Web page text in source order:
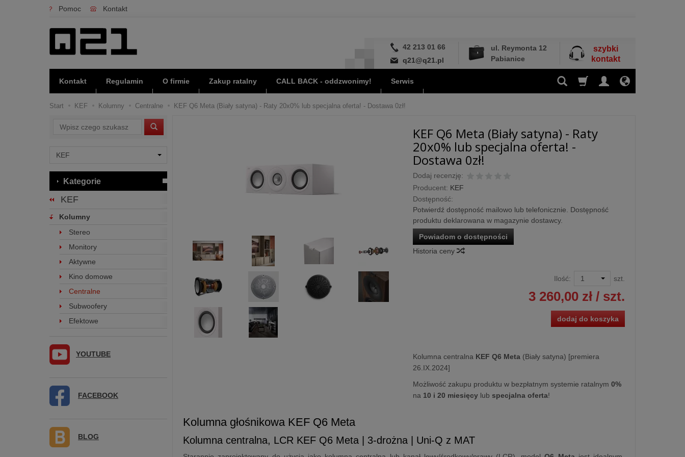
Pomoc Kontakt
42 213 01 66
q21@q21.pl
ul. Reymonta 12
Pabianice
szybki
kontakt
Kontakt Regulamin O firmie Zakup ratalny CALL BACK - oddzwonimy! Serwis
Start KEF Kolumny Centralne KEF Q6 Meta (Biały satyna) - Raty 20x0% lub specjalna oferta! - Dostawa 0zł!
KEF Q6 Meta (Biały satyna) - Raty
20x0% lub specjalna oferta! -
Dostawa 0zł!
Dodaj recenzję:
Producent: KEF
Dostępność:
Potwierdź dostępność mailowo lub telefonicznie. Dostępność
produktu deklarowana w magazynie dostawcy.
Powiadom o dostępności
Historia ceny
Ilość: szt.
3 260,00 zł/ szt.
dodaj do koszyka
Kolumna centralna KEF Q6 Meta (Biały satyna) [premiera
26.IX.2024]
Możliwość zakupu produktu w bezpłatnym systemie ratalnym 0%
na 10 i 20 miesięcylub specjalna oferta!
Kolumna głośnikowa KEF Q6 Meta
Kolumna centralna, LCR KEF Q6 Meta | 3-drożna | Uni-Q z MAT
Wyszukaj
Kategorie
KEF
Kolumny
Stereo
Monitory
Aktywne
Kino domowe
Centralne
Subwoofery
Efektowe
YOUTUBE
FACEBOOK
BLOG